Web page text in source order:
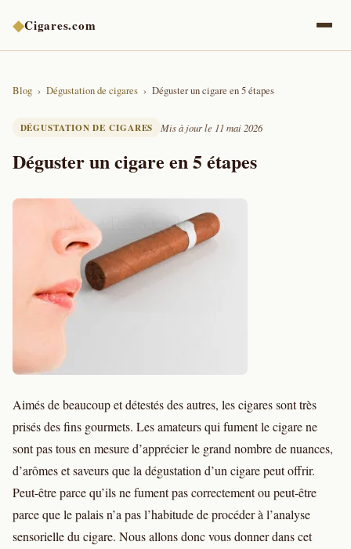
◆Cigares.com
Blog Dégustation de cigares Déguster un cigare en 5 étapes
DÉGUSTATION DE CIGARES Mis à jour le 11 mai 2026
Déguster un cigare en 5 étapes
Aimés de beaucoup et détestés des autres, les cigares sont très
prisés des fins gourmets. Les amateurs qui fument le cigare ne
sont pas tous en mesure d’apprécier le grand nombre de nuances,
d’arômes et saveurs que la dégustation d’un cigare peut offrir.
Peut-être parce qu’ils ne fument pas correctement ou peut-être
parce que le palais n’a pas l’habitude de procéder à l’analyse
sensorielle du cigare. Nous allons donc vous donner dans cet